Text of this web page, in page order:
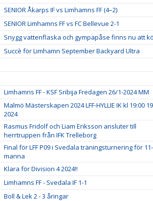
SENIOR Åkarps IF vs Limhamns FF (4–2)
SENIOR Limhamns FF vs FC Bellevue 2-1
Snygg vattenflaska och gympapåse finns nu att
Succè för Limhamn September Backyard Ultra
Limhamns FF - KSF Sribija Fredagen 26/1-2024 MM
Malmö Mästerskapen 2024 LFF-HYLLIE IK kl 19:00
2024
Rasmus Fridolf och Liam Eriksson ansluter till
herrtruppen från IFK Trelleborg
Final för LFF P09 i Svedala träningsturnering för 11-
manna
Klara för Division 4 2024!!
Limhamns FF - Svedala IF 1-1
Boll & Lek 2 - 3 åringar